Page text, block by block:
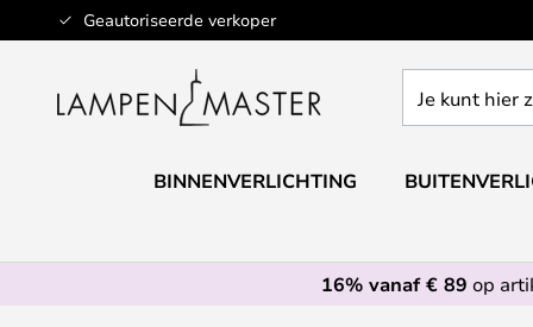
Geautoriseerde verkoper
Ga
naar
inhoud
kunt
zoeken
webwinkel
BINNENVERLICHTING
16% vanaf € 89 op